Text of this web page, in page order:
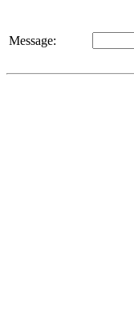
Message: